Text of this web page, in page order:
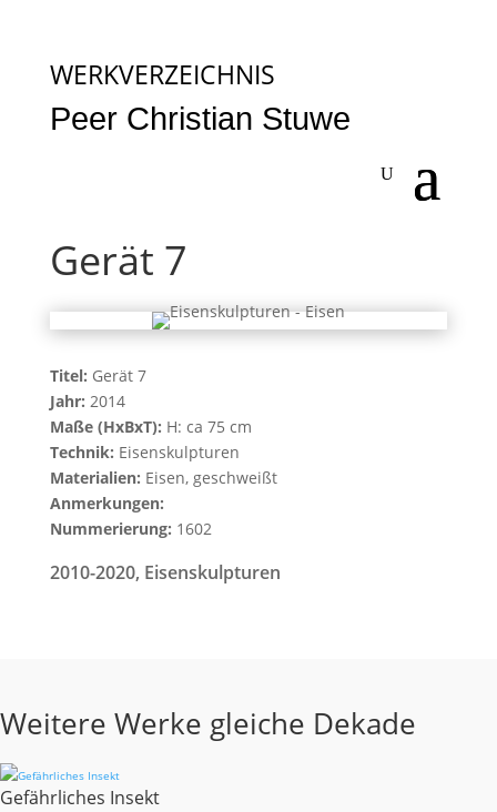
WERKVERZEICHNIS
Peer Christian Stuwe
Gerät 7
Titel: Gerät 7
Jahr: 2014
Maße (HxBxT): H: ca 75 cm
Technik: Eisenskulpturen
Materialien: Eisen, geschweißt
Anmerkungen:
Nummerierung: 1602
2010-2020, Eisenskulpturen
Weitere Werke gleiche Dekade
Gefährliches Insekt